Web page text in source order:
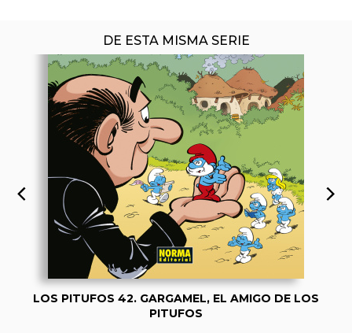
DE ESTA MISMA SERIE
LOS PITUFOS 42. GARGAMEL, EL AMIGO DE LOS
PITUFOS